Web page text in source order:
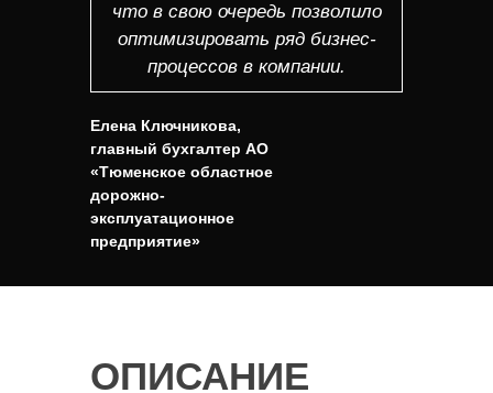
что в свою очередь позволило
оптимизировать ряд бизнес-
процессов в компании.
Елена Ключникова,
главный бухгалтер АО
«Тюменское областное
дорожно-
эксплуатационное
предприятие»
ОПИСАНИЕ